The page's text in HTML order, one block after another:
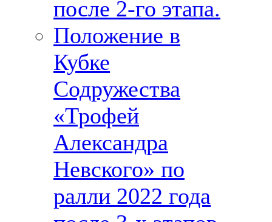
после 2-го этапа.
Положение в
Кубке
Содружества
«Трофей
Александра
Невского» по
ралли 2022 года